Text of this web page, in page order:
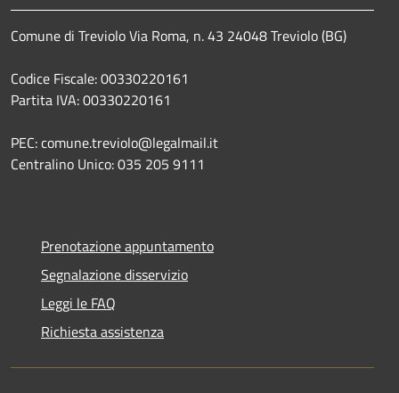
Comune di Treviolo Via Roma, n. 43 24048 Treviolo (BG)
Codice Fiscale: 00330220161
Partita IVA: 00330220161
PEC: comune.treviolo@legalmail.it
Centralino Unico:035 205 9111
Prenotazione appuntamento
Segnalazione disservizio
Leggi le FAQ
Richiesta assistenza